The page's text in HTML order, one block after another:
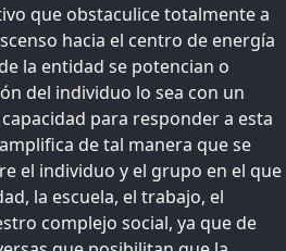
que obstaculice totalmente a
hacia el centro de energía
la entidad se potencian o
del individuo lo sea con un
para responder a esta
de tal manera que se
el individuo y el grupo en el que
la escuela, el trabajo, el
complejo social, ya que de